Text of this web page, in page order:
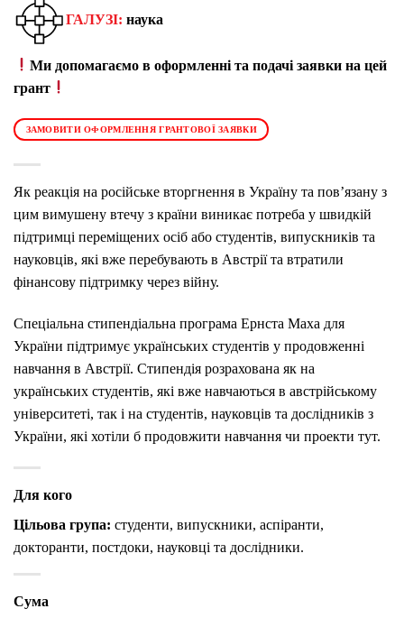
ГАЛУЗІ: наука
Ми допомагаємо в оформленні та подачі заявки на цей
грант
ЗАМОВИТИ ОФОРМЛЕННЯ ГРАНТОВОЇ ЗАЯВКИ
Як реакція на російське вторгнення в Україну та пов’язану з
цим вимушену втечу з країни виникає потреба у швидкій
підтримці переміщених осіб або студентів, випускників та
науковців, які вже перебувають в Австрії та втратили
фінансову підтримку через війну.
Спеціальна стипендіальна програма Ернста Маха для
України підтримує українських студентів у продовженні
навчання в Австрії. Стипендія розрахована як на
українських студентів, які вже навчаються в австрійському
університеті, так і на студентів, науковців та дослідників з
України, які хотіли б продовжити навчання чи проекти тут.
Для кого
Цільова група: студенти, випускники, аспіранти,
докторанти, постдоки, науковці та дослідники.
Сума